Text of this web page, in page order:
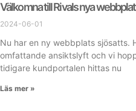
Välkomna till Rivals nya
2024-06-01
Nu har en ny webbplats sjösatts.
omfattande ansiktslyft och vi
tidigare kundportalen hittas nu
Läs mer »